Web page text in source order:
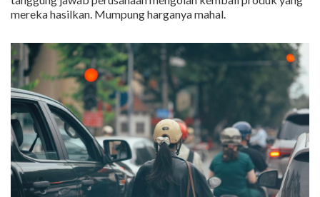
mereka hasilkan. Mumpung harganya mahal.